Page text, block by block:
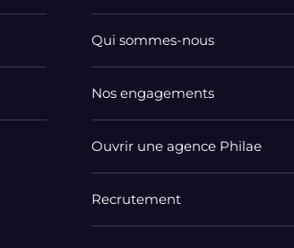
Qui sommes-nous
Nos engagements
Ouvrir une agence Philae
Recrutement